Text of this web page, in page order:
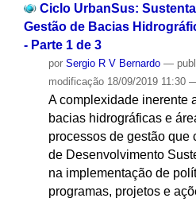
Ciclo UrbanSus:
Gestão de Bacias
- Parte 1 de 3
por Sergio R V Bernardo —
modificação18/09/2019 11:30
A complexidade inerente
bacias hidrográficas e
processos de gestão que
de Desenvolvimento
na implementação de
programas, projetos e